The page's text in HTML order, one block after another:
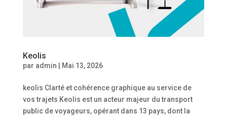
Keolis
par admin Mai 13, 2026
keolis Clarté et cohérence graphique au service de
vos trajets Keolis est un acteur majeur du transport
public de voyageurs, opérant dans 13 pays, dont la